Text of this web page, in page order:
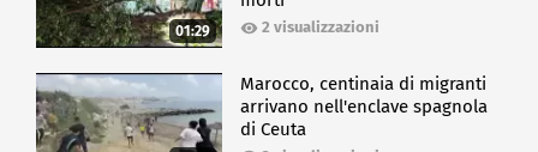
01:29 2 visualizzazioni
Marocco, centinaia di migranti
arrivano nell'enclave spagnola
di Ceuta